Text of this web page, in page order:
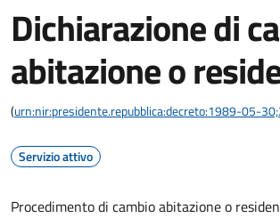
Dichiarazione di
abitazione o
(urn:nir:presidente.repubblica:decreto:1989-05-
Servizio attivo
Procedimento di cambio abitazione o